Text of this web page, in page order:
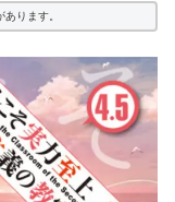
ります。